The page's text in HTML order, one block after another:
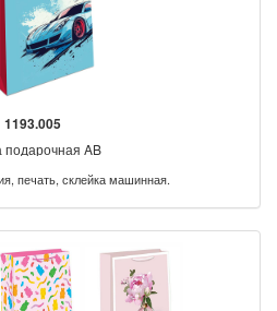
1193.005
подарочная AB
печать, склейка машинная.